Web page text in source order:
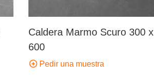
Caldera Marmo Scuro 300 x
600
Pedir una muestra